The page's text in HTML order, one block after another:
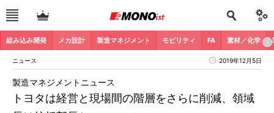
組み込み開発 メカ設計 製造マネジメント モビリティ FA 素材／化学
ニュース 2019年12月5日
トヨタは経営と現場間の階層をさらに削減、領域
製造マネジメントニュース